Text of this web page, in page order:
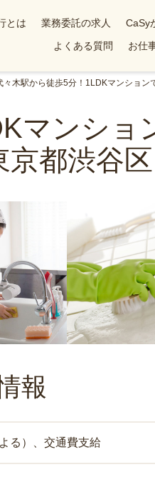
とは 業務委託の求人 CaSy
よくある質問
お仕
々木駅から徒歩5分！1LDKマンション
マンショ
都渋谷区
報
る）、交通費支給